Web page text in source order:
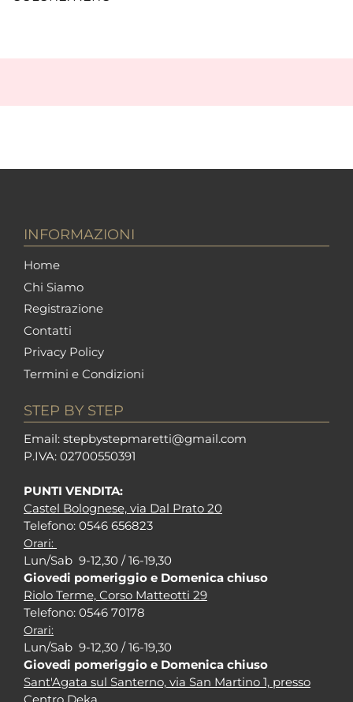
INFORMAZIONI
Home
Chi Siamo
Registrazione
Contatti
Privacy Policy
Termini e Condizioni
STEP BY STEP
Email: stepbystepmaretti@gmail.com
P.IVA: 02700550391
PUNTI VENDITA:
Castel Bolognese, via Dal Prato 20
Telefono: 0546 656823
Orari:
Lun/Sab 9-12,30 / 16-19,30
Giovedi pomeriggio e Domenica chiuso
Riolo Terme, Corso Matteotti 29
Telefono: 0546 70178
Orari:
Lun/Sab 9-12,30 / 16-19,30
Giovedi pomeriggio e Domenica chiuso
Sant'Agata sul Santerno, via San Martino 1, presso